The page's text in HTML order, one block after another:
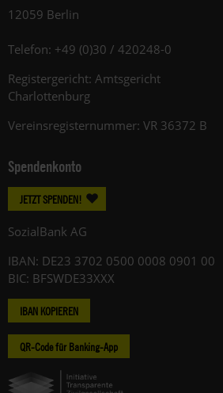
12059 Berlin
Telefon: +49 (0)30 / 420248-0
Registergericht: Amtsgericht
Charlottenburg
Vereinsregisternummer: VR 36372 B
Spendenkonto
JETZT SPENDEN!
SozialBank AG
IBAN: DE23 3702 0500 0008 0901 00
BIC: BFSWDE33XXX
IBAN KOPIEREN
QR-Code für Banking-App